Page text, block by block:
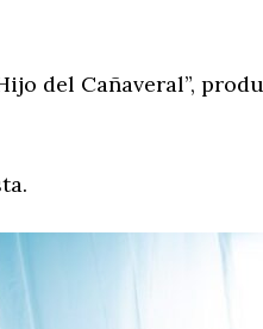
del Cañaveral”,